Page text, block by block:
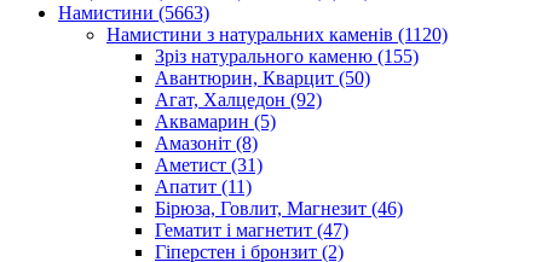
Намистини (5663)
Намистини з натуральних каменів (1120)
Зріз натурального каменю (155)
Авантюрин, Кварцит (50)
Агат, Халцедон (92)
Аквамарин (5)
Амазоніт (8)
Аметист (31)
Апатит (11)
Бірюза, Говлит, Магнезит (46)
Гематит і магнетит (47)
Гіперстен і бронзит (2)